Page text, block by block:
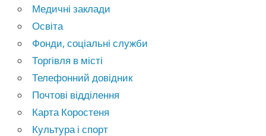
Медичні заклади
Освіта
Фонди, соціальні служби
Торгівля в місті
Телефонний довідник
Почтові відділення
Карта Коростеня
Культура і спорт